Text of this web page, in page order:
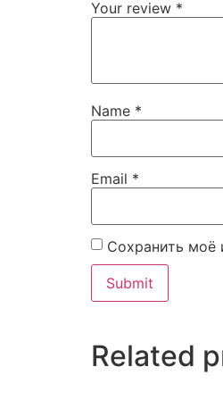
Your review *
Name *
Email *
Сохранить моё
Related